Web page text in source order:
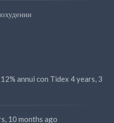
annui con Tidex 4 years, 3
10 months ago